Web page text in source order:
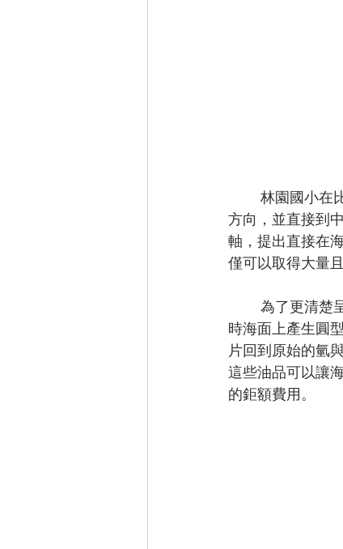
方向，並直接到
軸，提出直接在
僅可以取得大量
時海面上產生圓
片回到原始的氫
這些油品可以讓
的鉅額費用。